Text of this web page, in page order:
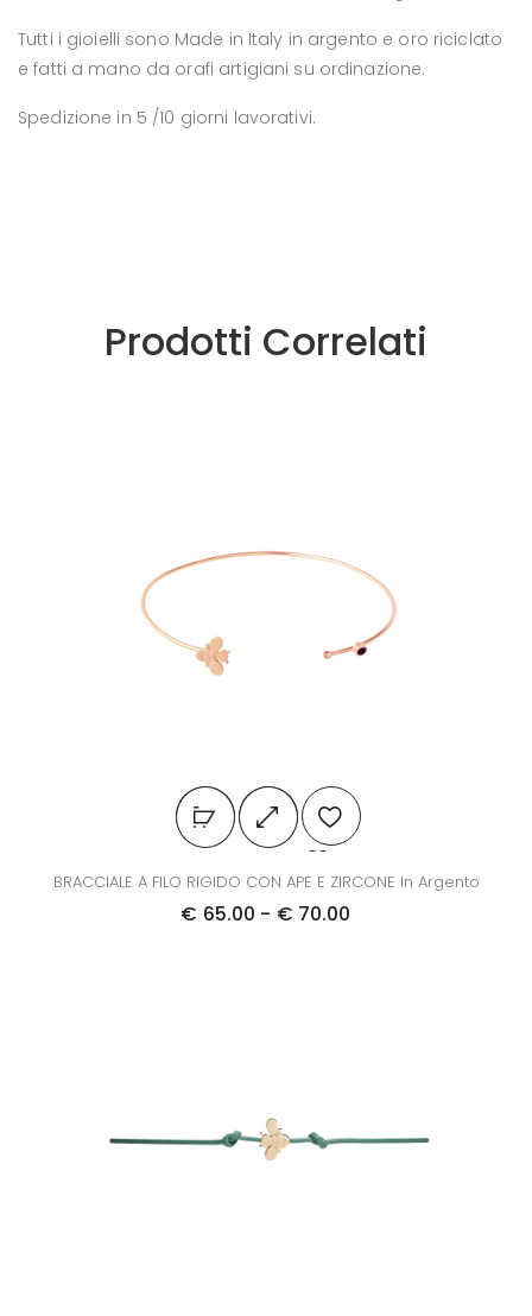
Tutti i gioielli sono Made in Italy in argento e oro riciclato
e fatti a mano da orafi artigiani su ordinazione.
Spedizione in 5 /10 giorni lavorativi.
Prodotti Correlati
BRACCIALE A FILO RIGIDO CON APE E ZIRCONE In Argento
€ 65.00 - € 70.00